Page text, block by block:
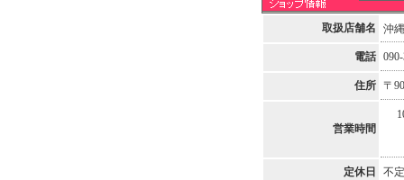
取扱店舗名 沖
電話
住所 〒
営業時間
定休日 不